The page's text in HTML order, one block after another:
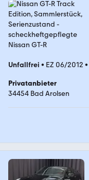
Unfallfrei • EZ 06/2012 •
Privatanbieter
34454 Bad Arolsen